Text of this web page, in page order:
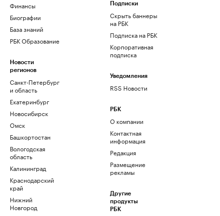
Финансы
Биографии
База знаний
РБК Образование
Новости
регионов
Санкт-Петербург
и область
Екатеринбург
Новосибирск
Омск
Башкортостан
Вологодская
область
Калининград
Краснодарский
край
Нижний
Новгород
Подписки
Скрыть баннеры
на РБК
Подписка на РБК
Корпоративная
подписка
Уведомления
RSS Новости
РБК
О компании
Контактная
информация
Редакция
Размещение
рекламы
Другие
продукты
РБК